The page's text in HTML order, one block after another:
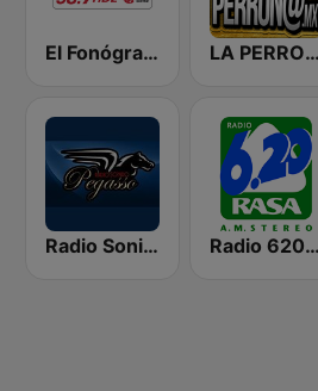
El Fonógrafo HD2 LA PERRONAMX
Radio Sonido Pegasso Radio 620 AM